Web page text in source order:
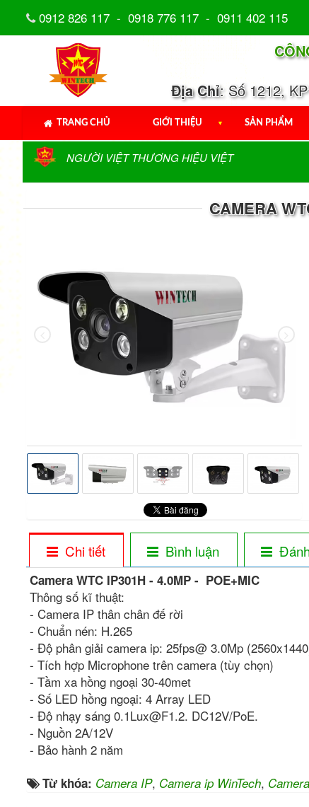
0912 826 117 - 0918 776 117 - 0911 402 115
Địa Chỉ: Số 1212,
TRANG CHỦ GIỚI THIỆU ▼ SẢN PHẨM
NGƯỜI VIỆT THƯƠNG HIỆU VIỆT
CAMERA
Chi tiết Bình luận
Camera WTC IP301H - 4.0MP - POE+MIC
Thông số kĩ thuật:
- Camera IP thân chân đế rời
- Chuẩn nén: H.265
- Độ phân giải camera ip: 25fps@ 3.0Mp
- Tích hợp Microphone trên camera (tùy chọn)
- Tầm xa hồng ngoại 30-40met
- Số LED hồng ngoại: 4 Array LED
- Độ nhạy sáng 0.1Lux@F1.2. DC12V/PoE.
- Nguồn 2A/12V
- Bảo hành 2 năm
Từ khóa: Camera IP, Camera ip WinTech,